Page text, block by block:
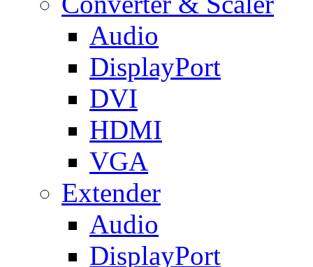
Audio
DisplayPort
DVI
HDMI
VGA
Extender
Audio
DisplayPort